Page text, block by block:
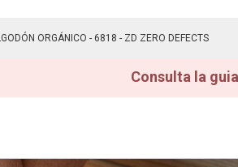
ORGÁNICO - 6818 - ZD ZERO DEFECTS
Consulta la